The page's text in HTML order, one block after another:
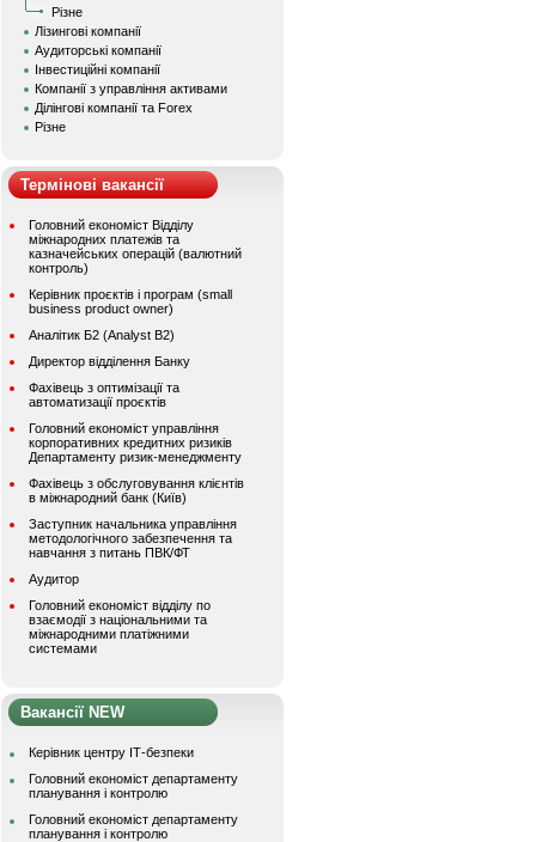
Різне
Лізингові компанії
Аудиторські компанії
Інвестиційні компанії
Компанії з управління активами
Ділінгові компанії та Forex
Різне
Термінові вакансії
Головний економіст Відділу
міжнародних платежів та
казначейських операцій (валютний
контроль)
Керівник проєктів і програм (small
business product owner)
Аналітик Б2 (Analyst B2)
Директор відділення Банку
Фахівець з оптимізації та
автоматизації проєктів
Головний економіст управління
корпоративних кредитних ризиків
Департаменту ризик-менеджменту
Фахівець з обслуговування клієнтів
в міжнародний банк (Київ)
Заступник начальника управління
методологічного забезпечення та
навчання з питань ПВК/ФТ
Аудитор
Головний економіст відділу по
взаємодії з національними та
міжнародними платіжними
системами
Вакансії NEW
Керівник центру ІТ-безпеки
Головний економіст департаменту
планування і контролю
Головний економіст департаменту
планування і контролю